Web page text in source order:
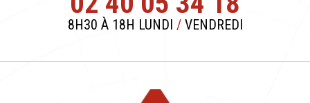
8H30 À 18H LUNDI /VENDREDI